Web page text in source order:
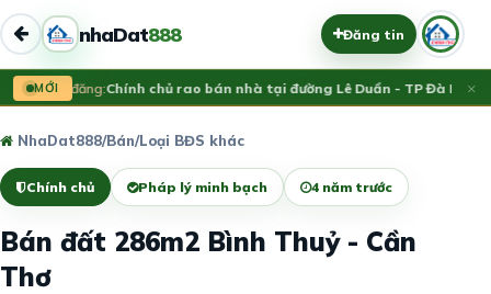
nhaDat888 Đăng tin
MỚI
Vừa đăng:Chính chủ rao bán nhà tại đường Lê Duẩn - TP Đà Nẵng;
×
NhaDat888/Bán/Loại BĐS khác
Chính chủ Pháp lý minh bạch 4 năm trước
Bán đất 286m2 Bình Thuỷ - Cần
Thơ